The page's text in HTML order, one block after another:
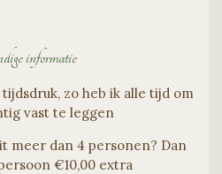
informatie
zo heb ik alle tijd om
vast te leggen
meer dan 4 personen? Dan
€10,00 extra